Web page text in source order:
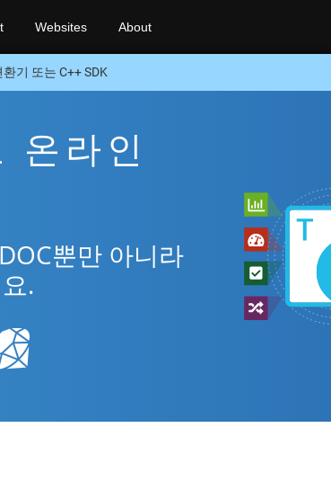
Websites About
기 또는 C++ SDK
온라인
뿐만 아니라
.